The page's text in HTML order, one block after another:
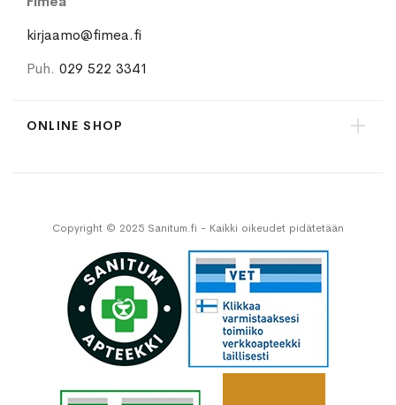
kirjaamo@fimea.fi
Puh. 029 522 3341
ONLINE SHOP
Copyright © 2025 Sanitum.fi - Kaikki oikeudet pidätetään